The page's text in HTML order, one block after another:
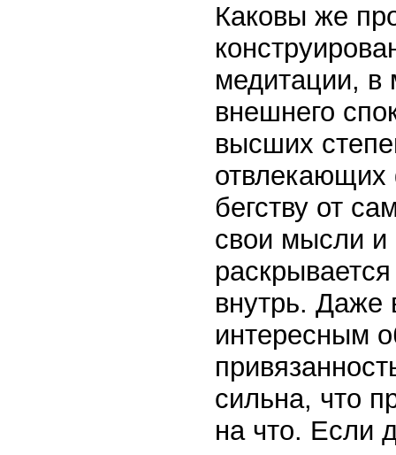
Каковы же
медитации, в
внешнего
высших
отвлекающих
бегству от
свои мысли и
внутрь. Даже
интересным
сильна, что
на что. Если